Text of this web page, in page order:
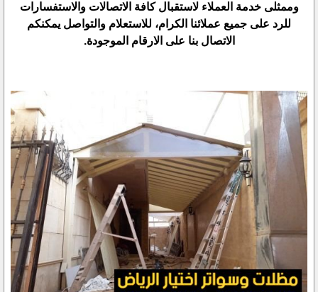
وممثلى خدمة العملاء لاستقبال كافة الاتصالات والاستفسارات
للرد على جميع عملائنا الكرام، للاستعلام والتواصل يمكنكم
الاتصال بنا على الارقام الموجودة.